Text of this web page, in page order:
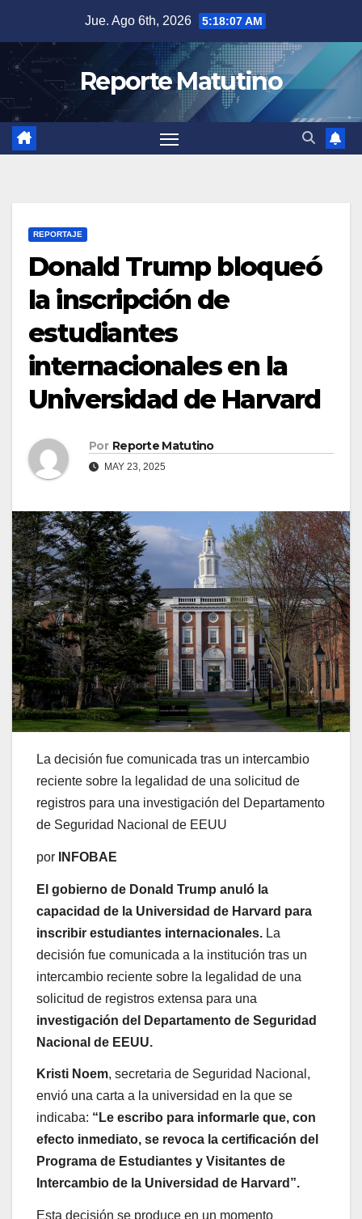
contenido
Jue. Ago 6th, 2026 5:18:08 AM
Reporte Matutino
REPORTAJE
Donald Trump bloqueó
la inscripción de
estudiantes
internacionales en la
Universidad de Harvard
Por Reporte Matutino
MAY 23, 2025
La decisión fue comunicada tras un intercambio
reciente sobre la legalidad de una solicitud de
registros para una investigación del Departamento
de Seguridad Nacional de EEUU
por INFOBAE
El gobierno de Donald Trump anuló la
capacidad de la Universidad de Harvard para
inscribir estudiantes internacionales. La
decisión fue comunicada a la institución tras un
intercambio reciente sobre la legalidad de una
solicitud de registros extensa para una
investigación del Departamento de Seguridad
Nacional de EEUU.
Kristi Noem, secretaria de Seguridad Nacional,
envió una carta a la universidad en la que se
indicaba: “Le escribo para informarle que, con
efecto inmediato, se revoca la certificación del
Programa de Estudiantes y Visitantes de
Intercambio de la Universidad de Harvard”.
Esta decisión se produce en un momento